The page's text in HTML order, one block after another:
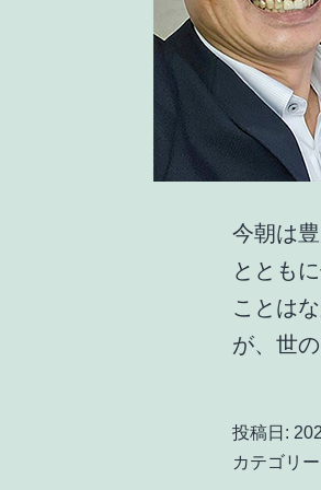
今朝は
ととも
ことは
が、世
投稿日:
カテゴリ